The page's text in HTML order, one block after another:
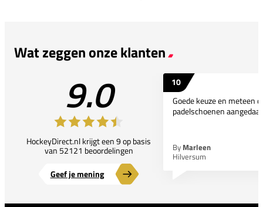
Wat zeggen onze klanten
9.0
HockeyDirect.nl krijgt een 9 op basis
van 52121 beoordelingen
Geef je mening
10
Goede keuze en meteen
padelschoenen
By Marleen
Hilversum